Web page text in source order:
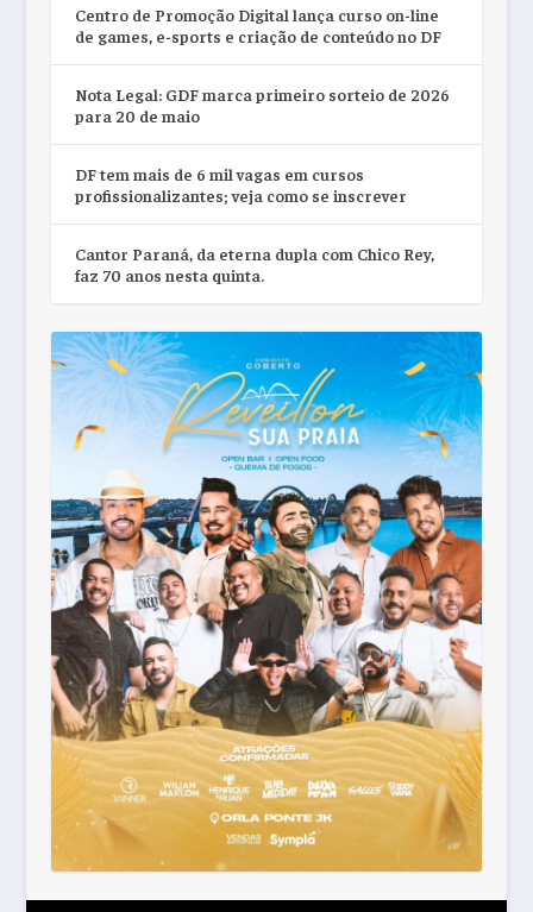
Centro de Promoção Digital lança curso on-line
de games, e-sports e criação de conteúdo no DF
Nota Legal: GDF marca primeiro sorteio de 2026
para 20 de maio
DF tem mais de 6 mil vagas em cursos
profissionalizantes; veja como se inscrever
Cantor Paraná, da eterna dupla com Chico Rey,
faz 70 anos nesta quinta.